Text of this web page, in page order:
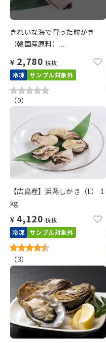
きれいな海で育った粒かき
（韓国産原料）...
¥ 2,780 税抜
冷凍 サンプル対象外
（0）
【広島産】浜蒸しかき（L） 1
kg
¥ 4,120 税抜
冷凍 サンプル対象外
（3）